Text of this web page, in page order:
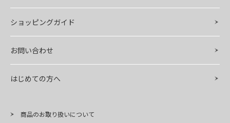
ショッピングガイド
お問い合わせ
はじめての方へ
商品のお取り扱いについて